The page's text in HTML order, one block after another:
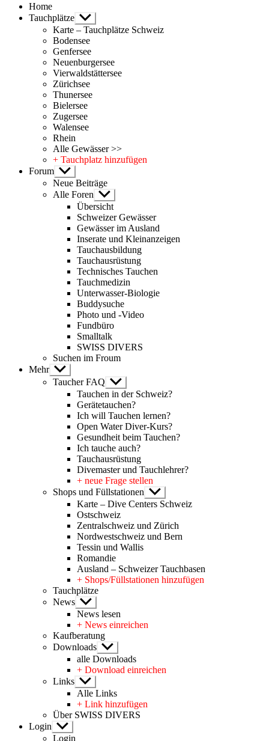
Home
Tauchplätze Untermenü
anzeigen
Karte – Tauchplätze Schweiz
Bodensee
Genfersee
Neuenburgersee
Vierwaldstättersee
Zürichsee
Thunersee
Bielersee
Zugersee
Walensee
Rhein
Alle Gewässer >>
+ Tauchplatz hinzufügen
Forum Untermenü
anzeigen
Neue Beiträge
Alle Foren Untermenü
anzeigen
Übersicht
Schweizer Gewässer
Gewässer im Ausland
Inserate und Kleinanzeigen
Tauchausbildung
Tauchausrüstung
Technisches Tauchen
Tauchmedizin
Unterwasser-Biologie
Buddysuche
Photo und -Video
Fundbüro
Smalltalk
SWISS DIVERS
Suchen im Froum
Mehr Untermenü
anzeigen
Taucher FAQ Untermenü
anzeigen
Tauchen in der Schweiz?
Gerätetauchen?
Ich will Tauchen lernen?
Open Water Diver-Kurs?
Gesundheit beim Tauchen?
Ich tauche auch?
Tauchausrüstung
Divemaster und Tauchlehrer?
+ neue Frage stellen
Shops und Füllstationen Untermenü
anzeigen
Karte – Dive Centers Schweiz
Ostschweiz
Zentralschweiz und Zürich
Nordwestschweiz und Bern
Tessin und Wallis
Romandie
Ausland – Schweizer Tauchbasen
+ Shops/Füllstationen hinzufügen
Tauchplätze
News Untermenü
anzeigen
News lesen
+ News einreichen
Kaufberatung
Downloads Untermenü
anzeigen
alle Downloads
+ Download einreichen
Links Untermenü
anzeigen
Alle Links
+ Link hinzufügen
Über SWISS DIVERS
Login Untermenü
anzeigen
Login